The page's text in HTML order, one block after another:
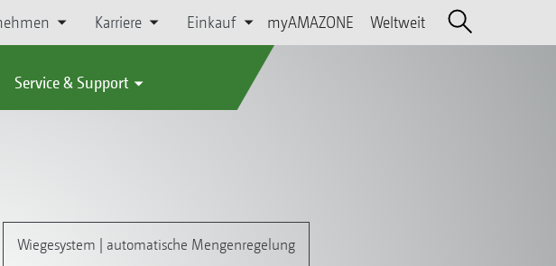
Karriere Einkauf myAMAZONE Weltweit
Service & Support
Wiegesystem | automatische Mengenregelung